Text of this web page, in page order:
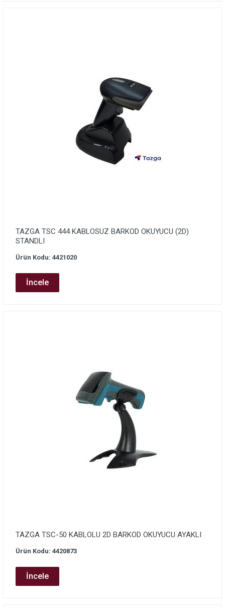
TAZGA TSC 444 KABLOSUZ BARKOD OKUYUCU (2D)
STANDLI
Ürün Kodu: 4421020
İncele
TAZGA TSC-50 KABLOLU 2D BARKOD OKUYUCU AYAKLI
Ürün Kodu: 4420873
İncele